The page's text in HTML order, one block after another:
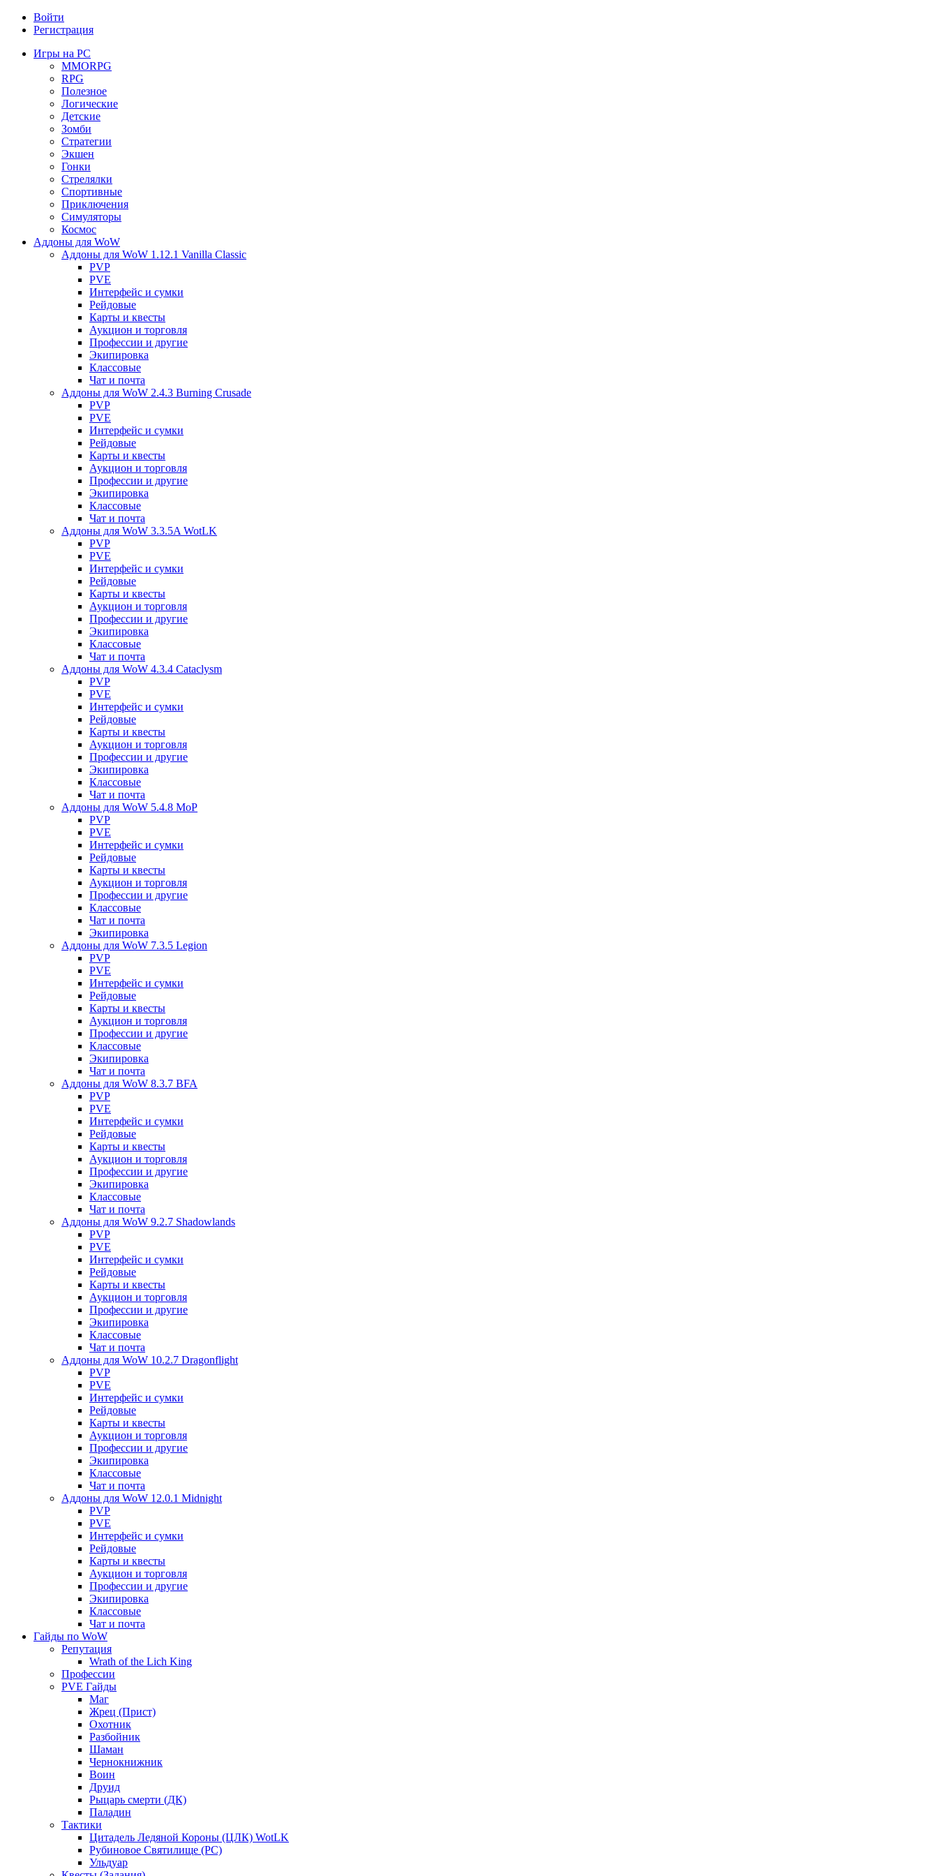
Войти
Регистрация
Игры на PC
MMORPG
RPG
Полезное
Логические
Детские
Зомби
Стратегии
Экшен
Гонки
Стрелялки
Спортивные
Приключения
Симуляторы
Космос
Аддоны для WoW
Аддоны для WoW 1.12.1 Vanilla Classic
PVP
PVE
Интерфейс и сумки
Рейдовые
Карты и квесты
Аукцион и торговля
Профессии и другие
Экипировка
Классовые
Чат и почта
Аддоны для WoW 2.4.3 Burning Crusade
PVP
PVE
Интерфейс и сумки
Рейдовые
Карты и квесты
Аукцион и торговля
Профессии и другие
Экипировка
Классовые
Чат и почта
Аддоны для WoW 3.3.5A WotLK
PVP
PVE
Интерфейс и сумки
Рейдовые
Карты и квесты
Аукцион и торговля
Профессии и другие
Экипировка
Классовые
Чат и почта
Аддоны для WoW 4.3.4 Cataclysm
PVP
PVE
Интерфейс и сумки
Рейдовые
Карты и квесты
Аукцион и торговля
Профессии и другие
Экипировка
Классовые
Чат и почта
Аддоны для WoW 5.4.8 MoP
PVP
PVE
Интерфейс и сумки
Рейдовые
Карты и квесты
Аукцион и торговля
Профессии и другие
Классовые
Чат и почта
Экипировка
Аддоны для WoW 7.3.5 Legion
PVP
PVE
Интерфейс и сумки
Рейдовые
Карты и квесты
Аукцион и торговля
Профессии и другие
Классовые
Экипировка
Чат и почта
Аддоны для WoW 8.3.7 BFA
PVP
PVE
Интерфейс и сумки
Рейдовые
Карты и квесты
Аукцион и торговля
Профессии и другие
Экипировка
Классовые
Чат и почта
Аддоны для WoW 9.2.7 Shadowlands
PVP
PVE
Интерфейс и сумки
Рейдовые
Карты и квесты
Аукцион и торговля
Профессии и другие
Экипировка
Классовые
Чат и почта
Аддоны для WoW 10.2.7 Dragonflight
PVP
PVE
Интерфейс и сумки
Рейдовые
Карты и квесты
Аукцион и торговля
Профессии и другие
Экипировка
Классовые
Чат и почта
Аддоны для WoW 12.0.1 Midnight
PVP
PVE
Интерфейс и сумки
Рейдовые
Карты и квесты
Аукцион и торговля
Профессии и другие
Экипировка
Классовые
Чат и почта
Гайды по WoW
Репутация
Wrath of the Lich King
Профессии
PVE Гайды
Маг
Жрец (Прист)
Охотник
Разбойник
Шаман
Чернокнижник
Воин
Друид
Рыцарь смерти (ДК)
Паладин
Тактики
Цитадель Ледяной Короны (ЦЛК) WotLK
Рубиновое Святилище (РС)
Ульдуар